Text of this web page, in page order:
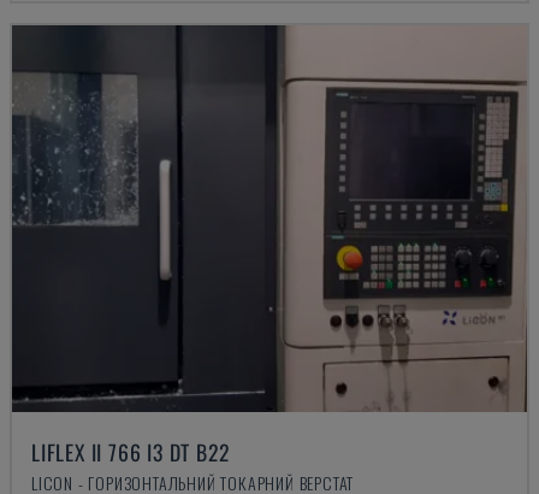
LIFLEX II 766 I3 DT B22
LICON - ГОРИЗОНТАЛЬНИЙ ТОКАРНИЙ ВЕРСТАТ